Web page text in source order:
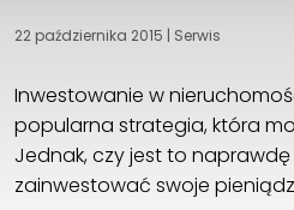
22 października 2015 | Serwis
Inwestowanie w
popularna strategia, która
Jednak, czy jest to
zainwestować swoje